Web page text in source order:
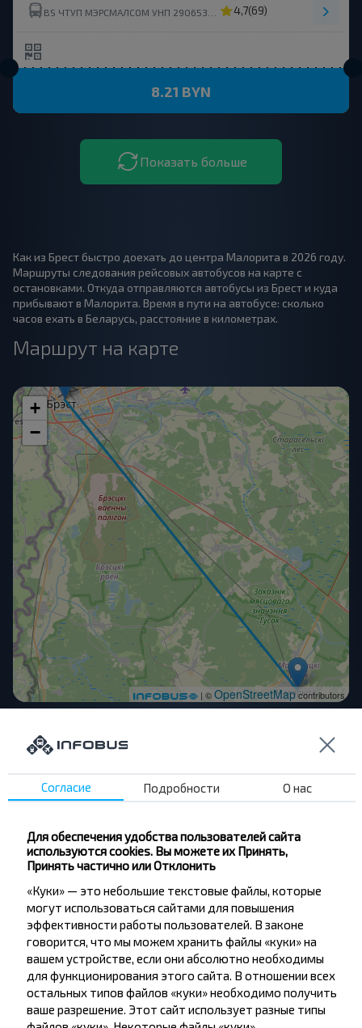
4,7(69)
8.21 BYN
Показать больше
Как из Брест быстро доехать до центра Малорита в 2026 году.
Маршруты следования рейсовых автобусов на карте с
остановками. Откуда отправляются автобусы из Брест и куда
прибывают в Малорита. Время в пути на автобусе: сколько
часов ехать в Беларусь, расстояние в километрах.
Маршрут на карте
+
−
| ©OpenStreetMapcontributors
Минск
Купить
Кобрин
Корма
Малорита
Купить
Мосты
Купить
Согласие Подробности О нас
Для обеспечения удобства пользователей сайта
используются cookies. Вы можете их Принять,
Принять частично или Отклонить
«Куки» — это небольшие текстовые файлы, которые
могут использоваться сайтами для повышения
эффективности работы пользователей. В законе
говорится, что мы можем хранить файлы «куки» на
вашем устройстве, если они абсолютно необходимы
для функционирования этого сайта. В отношении всех
остальных типов файлов «куки» необходимо получить
ваше разрешение. Этот сайт использует разные типы